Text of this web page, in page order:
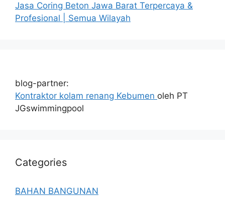
Jasa Coring Beton Jawa Barat Terpercaya &
Profesional | Semua Wilayah
blog-partner:
Kontraktor kolam renang Kebumen oleh PT
JGswimmingpool
Categories
BAHAN BANGUNAN